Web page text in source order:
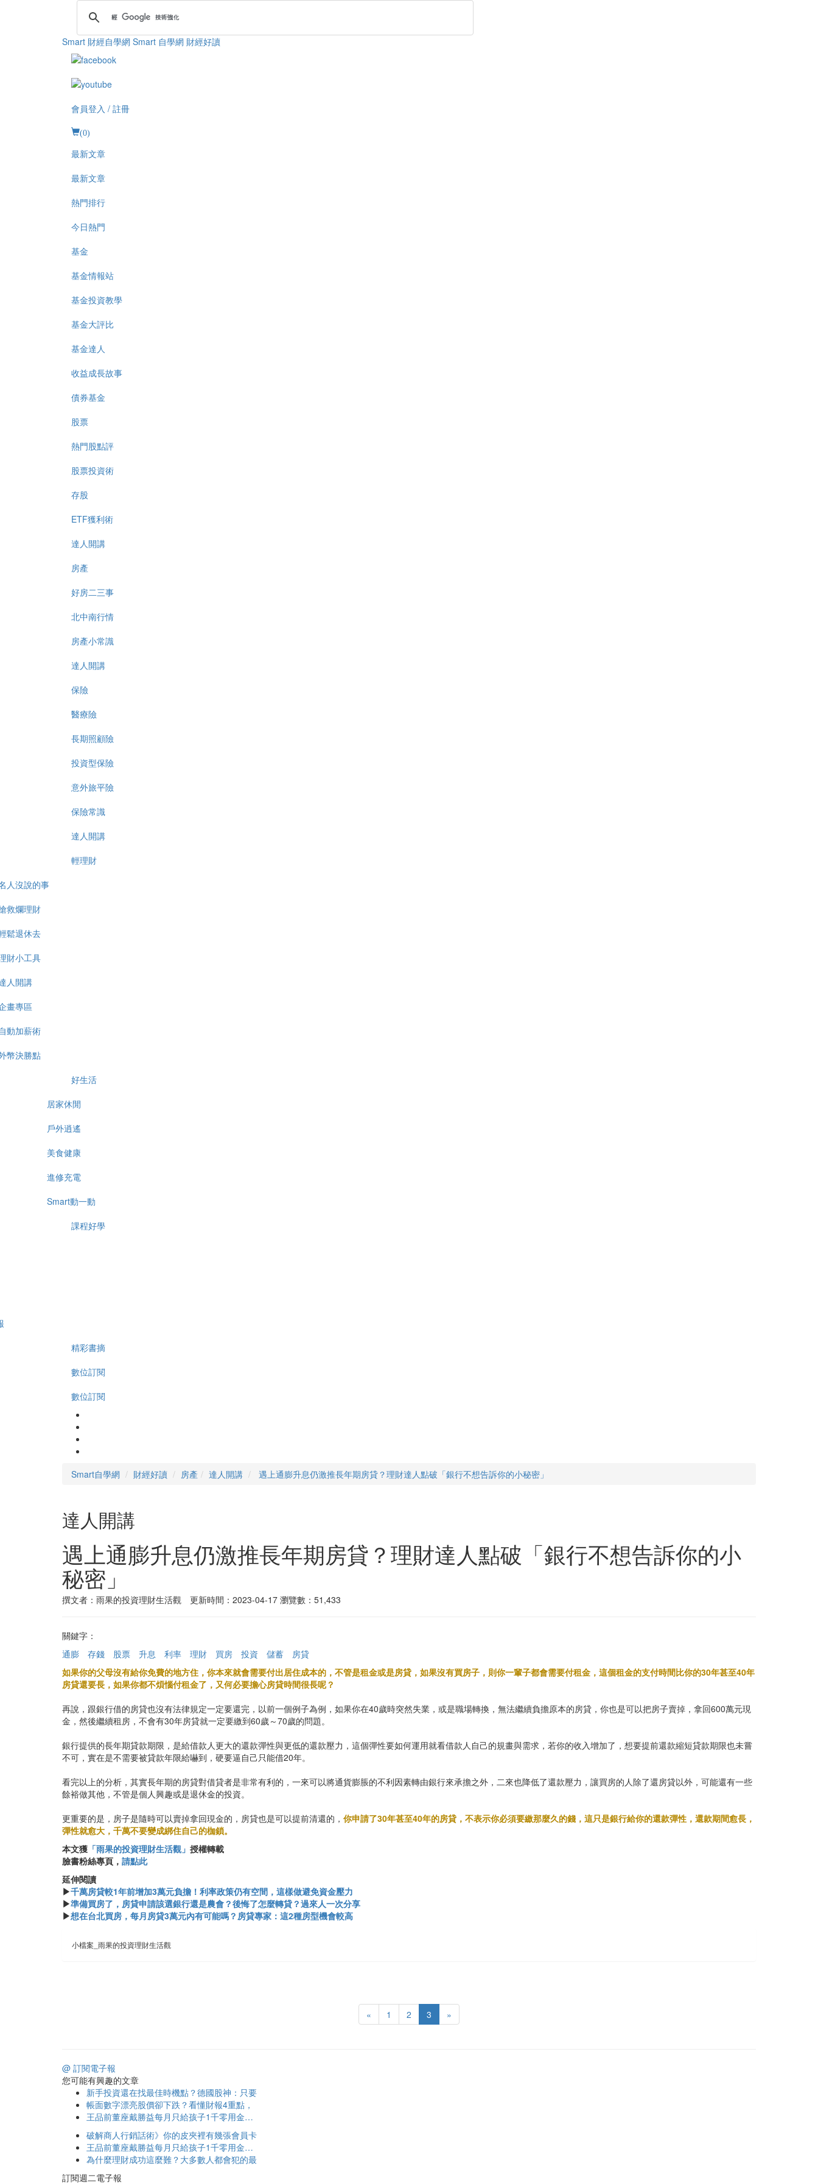
Smart 財經自學網 Smart 自學網 財經好讀
會員登入 / 註冊
(0)
最新文章
最新文章
熱門排行
今日熱門
基金
基金情報站
基金投資教學
基金大評比
基金達人
收益成長故事
債券基金
股票
熱門股點評
股票投資術
存股
ETF獲利術
達人開講
房產
好房二三事
北中南行情
房產小常識
達人開講
保險
醫療險
長期照顧險
投資型保險
意外旅平險
保險常識
達人開講
輕理財
人沒說的事
救爛理財
鬆退休去
財小工具
人開講
畫專區
動加薪術
幣決勝點
好生活
居家休閒
戶外逍遙
美食健康
進修充電
Smart動一動
課程好學
精彩書摘
數位訂閱
數位訂閱
Smart自學網 財經好讀 房產 達人開講 遇上通膨升息仍激推長年期房貸？理財達人點破「銀行不想告訴你的小秘密」
達人開講
遇上通膨升息仍激推長年期房貸？理財達人點破「銀行不想告訴你的小
秘密」
撰文者：雨果的投資理財生活觀 更新時間：2023-04-17 瀏覽數：51,433
關鍵字：
通膨
存錢 股票 升息 利率 理財 買房 投資 儲蓄
房貸
如果你的父母沒有給你免費的地方住，你本來就會需要付出居住成本的，不管是租金或是房貸，如果沒有買房子，則你一輩子都會需要付租金，這個租金的支付時間比你的30年甚至40年
房貸還要長，如果你都不煩惱付租金了，又何必要擔心房貸時間很長呢？
再說，跟銀行借的房貸也沒有法律規定一定要還完，以前一個例子為例，如果你在40歲時突然失業，或是職場轉換，無法繼續負擔原本的房貸，你也是可以把房子賣掉，拿回600萬元現
金，然後繼續租房，不會有30年房貸就一定要繳到60歲～70歲的問題。
銀行提供的長年期貸款期限，是給借款人更大的還款彈性與更低的還款壓力，這個彈性要如何運用就看借款人自己的規畫與需求，若你的收入增加了，想要提前還款縮短貸款期限也未嘗
不可，實在是不需要被貸款年限給嚇到，硬要逼自己只能借20年。
看完以上的分析，其實長年期的房貸對借貸者是非常有利的，一來可以將通貨膨脹的不利因素轉由銀行來承擔之外，二來也降低了還款壓力，讓買房的人除了還房貸以外，可能還有一些
餘裕做其他，不管是個人興趣或是退休金的投資。
更重要的是，房子是隨時可以賣掉拿回現金的，房貸也是可以提前清還的， 你申請了30年甚至40年的房貸，不表示你必須要繳那麼久的錢，這只是銀行給你的還款彈性，還款期間愈長，
彈性就愈大，千萬不要變成綁住自己的枷鎖。
本文獲 「雨果的投資理財生活觀」 授權轉載
臉書粉絲專頁， 請點此
延伸閱讀
▶千萬房貸較1年前增加3萬元負擔！利率政策仍有空間，這樣做避免資金壓力
▶準備買房了，房貸申請該選銀行還是農會？後悔了怎麼轉貸？過來人一次分享
▶想在台北買房，每月房貸3萬元內有可能嗎？房貸專家：這2種房型機會較高
小檔案_雨果的投資理財生活觀
« 1 2 3 »
@ 訂閱電子報
您可能有興趣的文章
新手投資還在找最佳時機點？德國股神：只要
帳面數字漂亮股價卻下跌？看懂財報4重點，
王品前董座戴勝益每月只給孩子1千零用金…
破解商人行銷話術》你的皮夾裡有幾張會員卡
王品前董座戴勝益每月只給孩子1千零用金…
為什麼理財成功這麼難？大多數人都會犯的最
訂閱週二電子報